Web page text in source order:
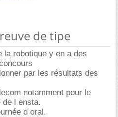
de tipe
la robotique y en a des
par les résultats des
notamment pour le
de l ensta.
d oral.